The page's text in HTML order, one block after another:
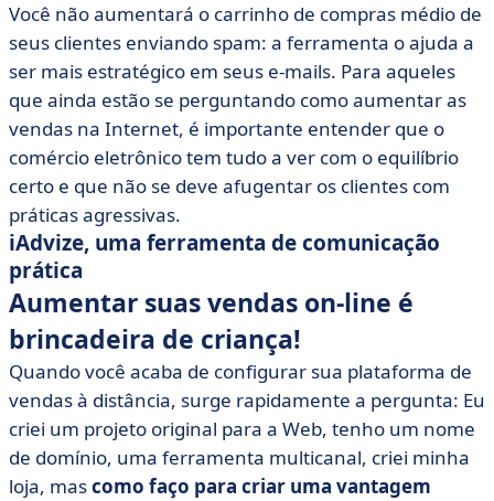
Você não aumentará o carrinho de compras médio de
seus clientes enviando spam: a ferramenta o ajuda a
ser mais estratégico em seus e-mails. Para aqueles
que ainda estão se perguntando como aumentar as
vendas na Internet, é importante entender que o
comércio eletrônico tem tudo a ver com o equilíbrio
certo e que não se deve afugentar os clientes com
práticas agressivas.
iAdvize, uma ferramenta de comunicação
prática
Aumentar suas vendas on-line é
brincadeira de criança!
Quando você acaba de configurar sua plataforma de
vendas à distância, surge rapidamente a pergunta: Eu
criei um projeto original para a Web, tenho um nome
de domínio, uma ferramenta multicanal, criei minha
loja, mascomo faço para criar uma vantagem